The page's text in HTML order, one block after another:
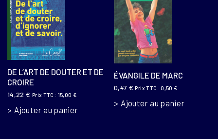
DE L’ART DE DOUTER ET DE
CROIRE
14,22€ Prix TTC : 15,00 €
Ajouter au panier
ÉVANGILE DE MARC
0,47 € Prix TTC :0,50 €
Ajouter au panier